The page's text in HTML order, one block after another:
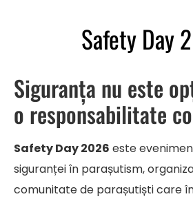
Safety Day
Siguranța nu este
o responsabilitate
Safety Day 2026 este
siguranței în parașutism,
comunitate de parașutiști care